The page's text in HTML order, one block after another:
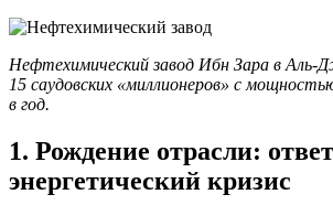
Нефтехимический завод Ибн Зара в Аль-
15 саудовских «миллионеров» с
в год.
1. Рождение отрасли:
энергетический кризис